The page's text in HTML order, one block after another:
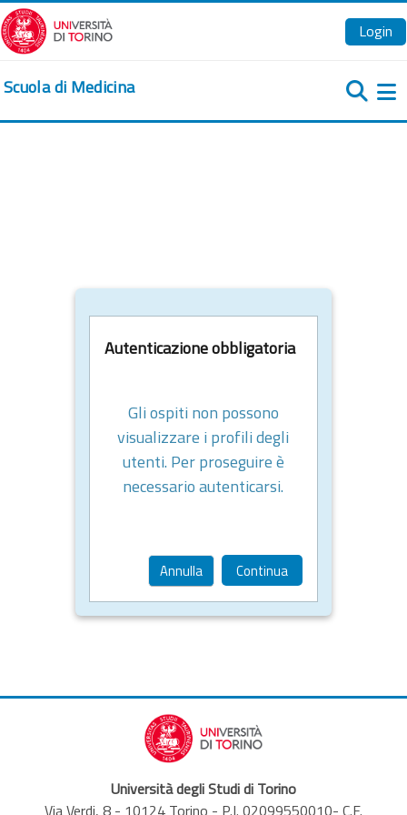
Vai al contenuto principale
Login
Scuola di Medicina
Autenticazione obbligatoria
Gli ospiti non possono
visualizzare i profili degli
utenti. Per proseguire è
necessario autenticarsi.
Annulla Continua
Università degli Studi di Torino
Via Verdi, 8 - 10124 Torino - P.I. 02099550010- C.F.